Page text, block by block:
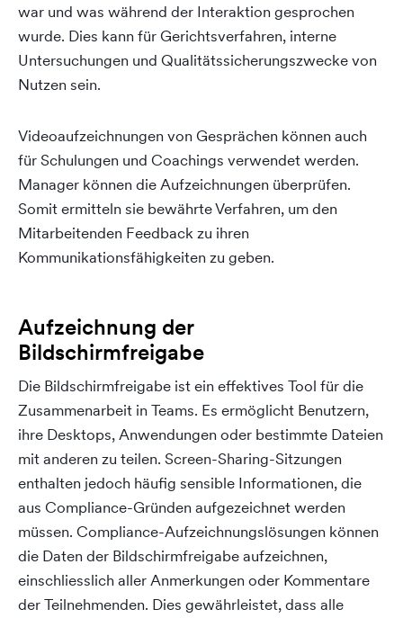
war und was während der Interaktion gesprochen
wurde. Dies kann für Gerichtsverfahren, interne
Untersuchungen und Qualitätssicherungszwecke von
Nutzen sein.
Videoaufzeichnungen von Gesprächen können auch
für Schulungen und Coachings verwendet werden.
Manager können die Aufzeichnungen überprüfen.
Somit ermitteln sie bewährte Verfahren, um den
Mitarbeitenden Feedback zu ihren
Kommunikationsfähigkeiten zu geben.
Aufzeichnung der
Bildschirmfreigabe
Die Bildschirmfreigabe ist ein effektives Tool für die
Zusammenarbeit in Teams. Es ermöglicht Benutzern,
ihre Desktops, Anwendungen oder bestimmte Dateien
mit anderen zu teilen. Screen-Sharing-Sitzungen
enthalten jedoch häufig sensible Informationen, die
aus Compliance-Gründen aufgezeichnet werden
müssen. Compliance-Aufzeichnungslösungen können
die Daten der Bildschirmfreigabe aufzeichnen,
einschliesslich aller Anmerkungen oder Kommentare
der Teilnehmenden. Dies gewährleistet, dass alle